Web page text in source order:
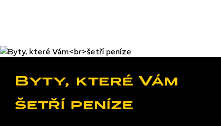
Byty, které Vám
šetří peníze